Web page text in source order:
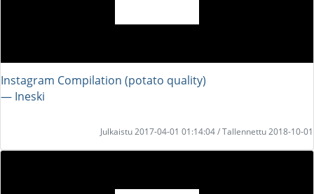
Instagram Compilation (potato quality)
― Ineski
Julkaistu 2017-04-01 01:14:04 / Tallennettu 2018-10-01